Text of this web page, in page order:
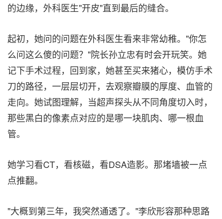
的边缘，外科医生"开皮"直到最后的缝合。
起初，她问的问题在外科医生看来非常幼稚。"你怎
么问这么傻的问题？"院长孙立忠有时会开玩笑。她
记下手术过程，回到家，她甚至买来猪心，模仿手术
刀的路径，一层层切开，去观察瓣膜的厚度、血管的
走向。她试图理解，当超声探头从不同角度切入时，
那些黑白的像素点对应的是哪一块肌肉、哪一根血
管。
她学习看CT，看核磁，看DSA造影。那堵墙被一点
点推翻。
"大概到第三年，我突然通透了。"李欣形容那种思路